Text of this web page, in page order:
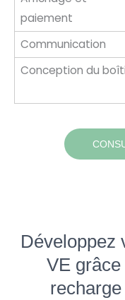
paiement
Communication
Conception du
Développez
VE